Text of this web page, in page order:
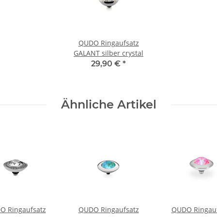
QUDO Ringaufsatz
GALANT silber crystal
29,90 € *
Ähnliche Artikel
Ringaufsatz
QUDO Ringaufsatz
QUDO